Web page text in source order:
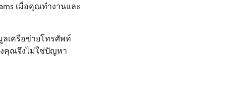
เมื่อคุณทํางานและ
เครือข่ายโทรศัพท์
งคุณจึงไม่ใช่ปัญหา